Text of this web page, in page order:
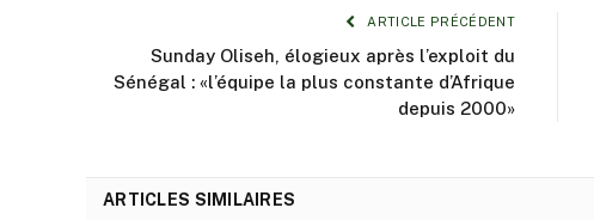
ARTICLE PRÉCÉDENT
Sunday Oliseh, élogieux après l’exploit du
Sénégal : «l’équipe la plus constante d’Afrique
depuis 2000»
ARTICLES SIMILAIRES